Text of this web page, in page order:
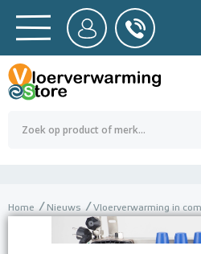
BTW
0,00
Home Nieuws Vloerverwarming in